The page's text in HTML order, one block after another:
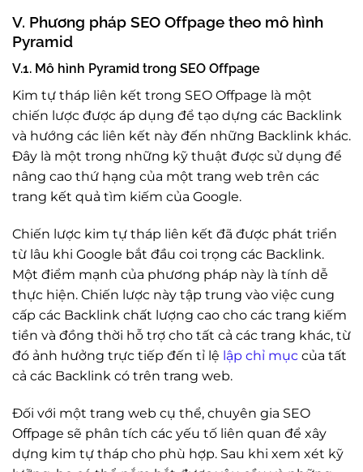
V. Phương pháp SEO Offpage theo mô hình
Pyramid
V.1. Mô hình Pyramid trong SEO Offpage
Kim tự tháp liên kết trong SEO Offpage là một
chiến lược được áp dụng để tạo dựng các Backlink
và hướng các liên kết này đến những Backlink khác.
Đây là một trong những kỹ thuật được sử dụng để
nâng cao thứ hạng của một trang web trên các
trang kết quả tìm kiếm của Google.
Chiến lược kim tự tháp liên kết đã được phát triển
từ lâu khi Google bắt đầu coi trọng các Backlink.
Một điểm mạnh của phương pháp này là tính dễ
thực hiện. Chiến lược này tập trung vào việc cung
cấp các Backlink chất lượng cao cho các trang kiếm
tiền và đồng thời hỗ trợ cho tất cả các trang khác, từ
đó ảnh hưởng trực tiếp đến tỉ lệ lập chỉ mục của tất
cả các Backlink có trên trang web.
Đối với một trang web cụ thể, chuyên gia SEO
Offpage sẽ phân tích các yếu tố liên quan để xây
dựng kim tự tháp cho phù hợp. Sau khi xem xét kỹ